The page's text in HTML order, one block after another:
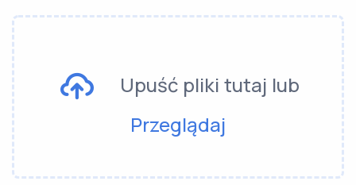
Upuść pliki tutaj lub
Przeglądaj